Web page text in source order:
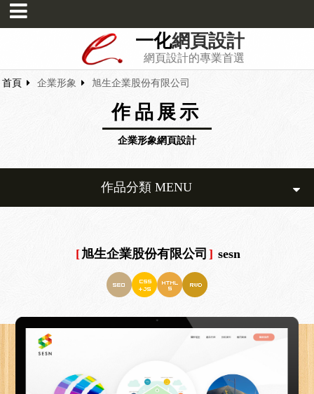
一化網頁設計
網頁設計的專業首選
首頁 企業形象 旭生企業股份有限公司
作品展示
企業形象網頁設計
作品分類 MENU
[旭生企業股份有限公司 ] sesn